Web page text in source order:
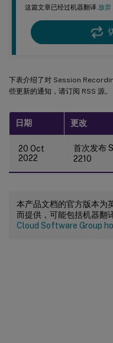
这篇文章已经过机器翻译.放弃
下表介绍了对 Session
些更新的通知，请订阅 RSS 源。
日期 更改
20 Oct
2022
首次发布
2210
本产品文档的官方版本为
而提供，可能包括机器翻
Cloud Software Group